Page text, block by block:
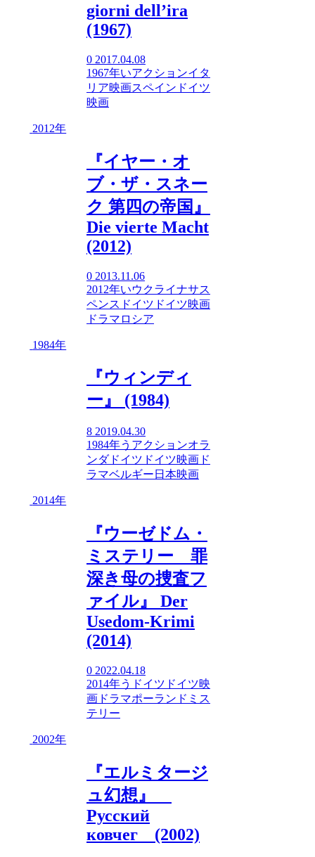
giorni dell’ira
(1967)
0 2017.04.08
1967年いアクションイタ
リア映画スペイン ドイツ
映画
2012年
『イヤー・オ
ブ・ザ・スネー
ク 第四の帝国』
Die vierte Macht
(2012)
0 2013.11.06
2012年いウクライナサス
ペンス ドイツ ドイツ映画
ドラマ ロシア
1984年
『ウィンディ
ー』 (1984)
8 2019.04.30
1984年う アクションオラ
ンダドイツ ドイツ映画 ド
ラマベルギー 日本映画
2014年
『ウーゼドム・
ミステリー 罪
深き母の捜査フ
ァイル』 Der
Usedom-Krimi
(2014)
0 2022.04.18
2014年う ドイツ ドイツ映
画 ドラマポーランド ミス
テリー
2002年
『エルミタージ
ュ幻想』
Русский
ковчег (2002)